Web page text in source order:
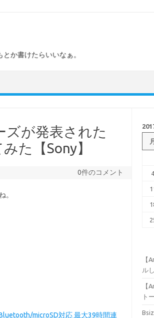
か書けたらいいなぁ。
ズが発表された
た【Sony】
0件のコメント
。
microSD対応 最大39時間連
【
ル
【
ト